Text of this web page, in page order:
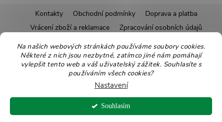
Na našich webových stránkách používáme soubory cookies.
Některé z nich jsou nezbytné, zatímco jiné nám pomáhají
vylepšit tento web a váš uživatelský zážitek. Souhlasíte s
používáním všech cookies?
Nastavení
Souhlasím
á
Kontakty Obchodní podmínky
Doprava a platba
Vrácení zboží a reklamace
Zpracování osobních údajů
Pravidla soutěží
Affiliate program
Recepty
Pro nové dodavatele
Ekologické balení Moje objednávka
Copyright 2026Zdravoslav. Všechna práva vyhrazena.Upravit nastavení
cookies